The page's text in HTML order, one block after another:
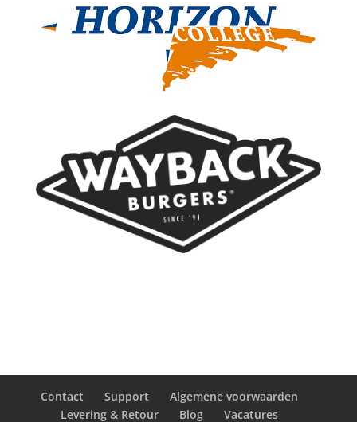
Contact Support
Algemene voorwaarden
Levering & Retour
Blog Vacatures